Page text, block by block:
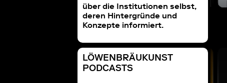
über die Institutionen selbst,
deren Hintergründe und
Konzepte informiert.
LÖWENBRÄUKUNST
PODCASTS